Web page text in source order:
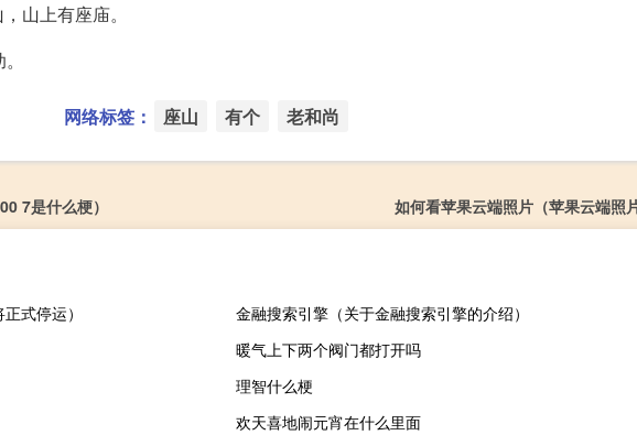
山上有座庙。
网络标签： 座山 有个 老和尚
7是什么梗）
如何看苹果云端照片（苹果云端照
式停运）
金融搜索引擎（关于金融搜索引擎的介绍）
暖气上下两个阀门都打开吗
理智什么梗
欢天喜地闹元宵在什么里面